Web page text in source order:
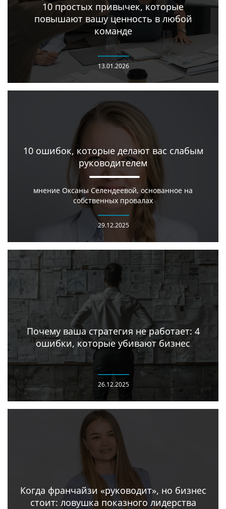
10 простых привычек, которые
повышают вашу ценность в любой
команде
13.01.2026
10 ошибок, которые делают вас слабым
руководителем
мнение Оксаны Селендеевой, основанное на
собственных провалах
29.12.2025
Почему ваша стратегия не работает: 4
ошибки, которые убивают бизнес
26.12.2025
Когда франчайзи «руководит», но бизнес
стоит: ловушка показного лидерства